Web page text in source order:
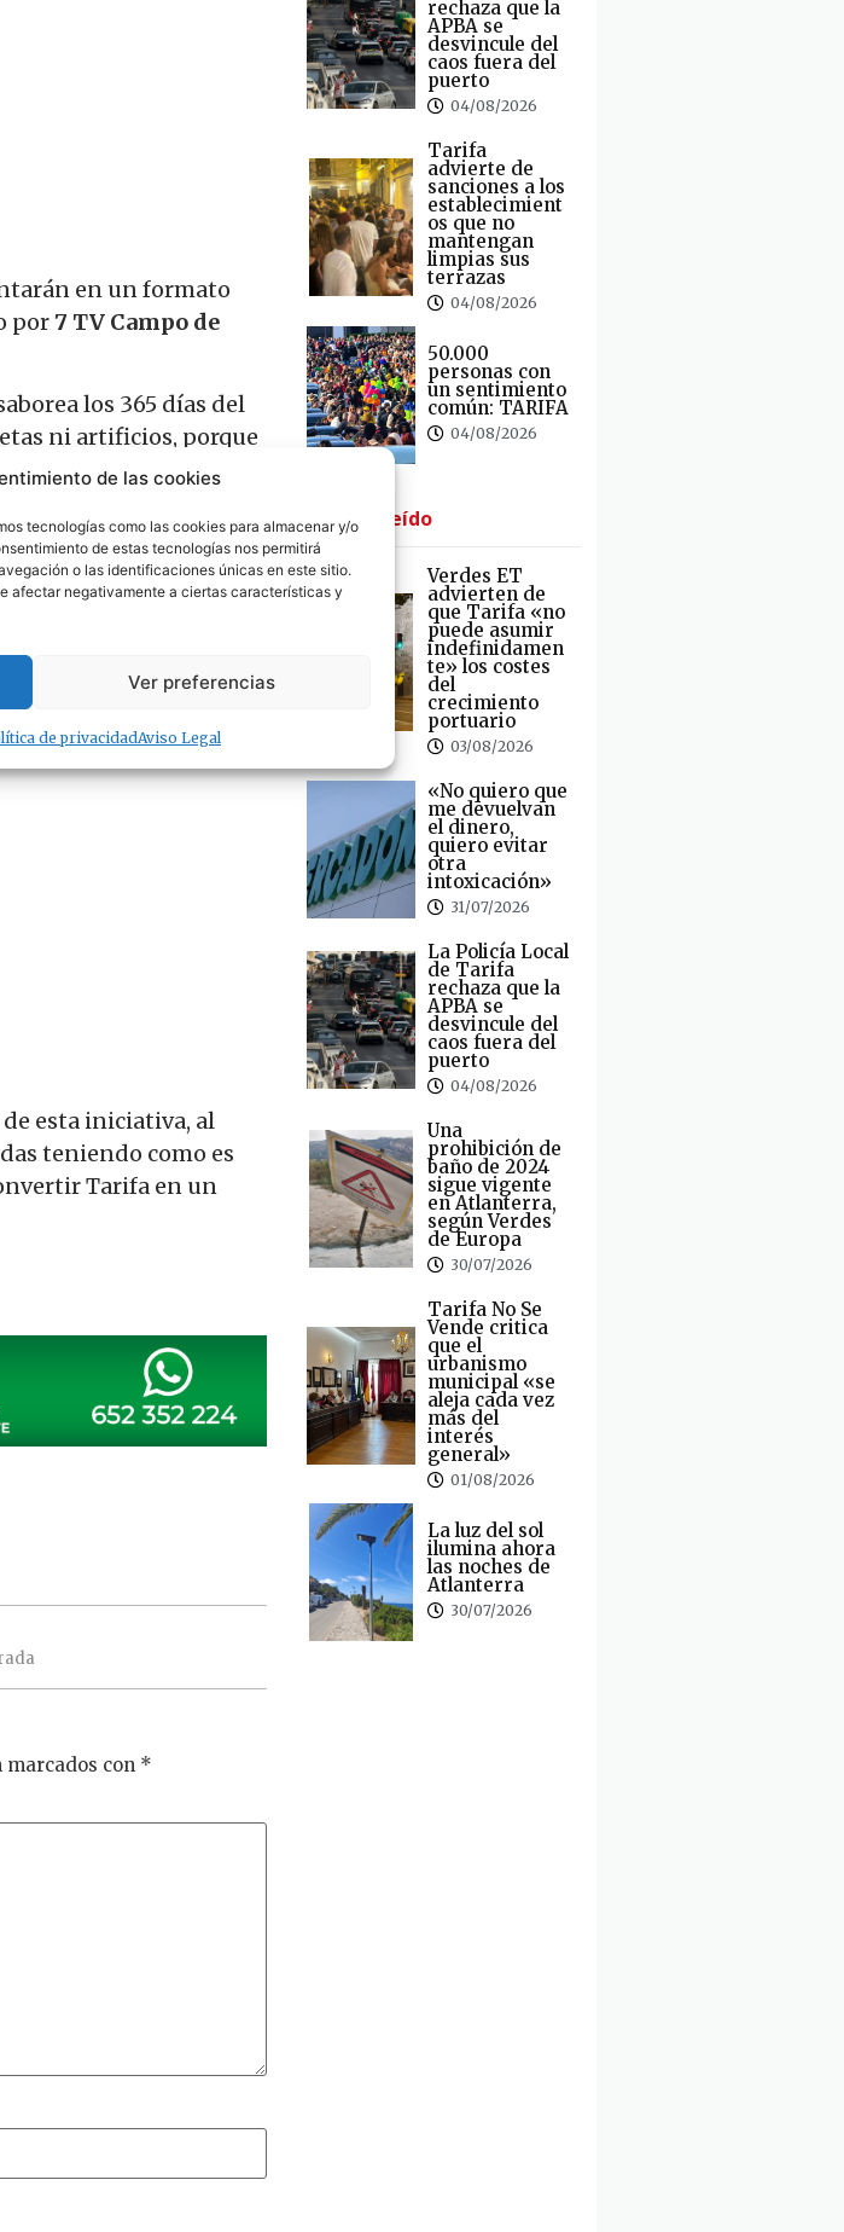
de las cookies
tecnologías como las cookies para almacenar y/o
de estas tecnologías nos permitirá
o las identificaciones únicas en este sitio.
afectar negativamente a ciertas características y
Ver preferencias
de privacidadAviso Legal
en un formato
por7 TV Campo de
los 365 días del
ni artificios, porque
uno de los retos
En los próximos
y se irán anunciando
por alzarse con el
(TDG)
esta iniciativa, al
teniendo como es
Tarifa en un
con *
rechaza que la
APBA se
desvincule del
caos fuera del
puerto
04/08/2026
Tarifa
advierte de
sanciones a los
establecimient
os que no
mantengan
limpias sus
terrazas
04/08/2026
50.000
personas con
un sentimiento
común: TARIFA
04/08/2026
· Lo + Leído
Verdes ET
advierten de
que Tarifa «no
puede asumir
indefinidamen
te» los costes
del
crecimiento
portuario
03/08/2026
«No quiero que
me devuelvan
el dinero,
quiero evitar
otra
intoxicación»
31/07/2026
La Policía Local
de Tarifa
rechaza que la
APBA se
desvincule del
caos fuera del
puerto
04/08/2026
Una
prohibición de
baño de 2024
sigue vigente
en Atlanterra,
según Verdes
de Europa
30/07/2026
Tarifa No Se
Vende critica
que el
urbanismo
municipal «se
aleja cada vez
más del
interés
general»
01/08/2026
La luz del sol
ilumina ahora
las noches de
Atlanterra
30/07/2026